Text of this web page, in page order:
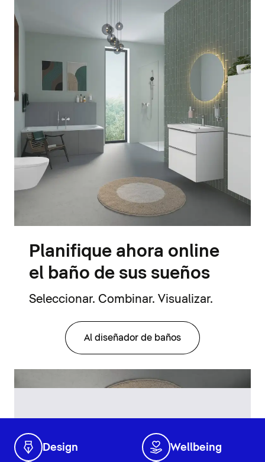
Planifique ahora online
el baño de sus sueños
Seleccionar. Combinar. Visualizar.
Al diseñador de baños
Design Wellbeing